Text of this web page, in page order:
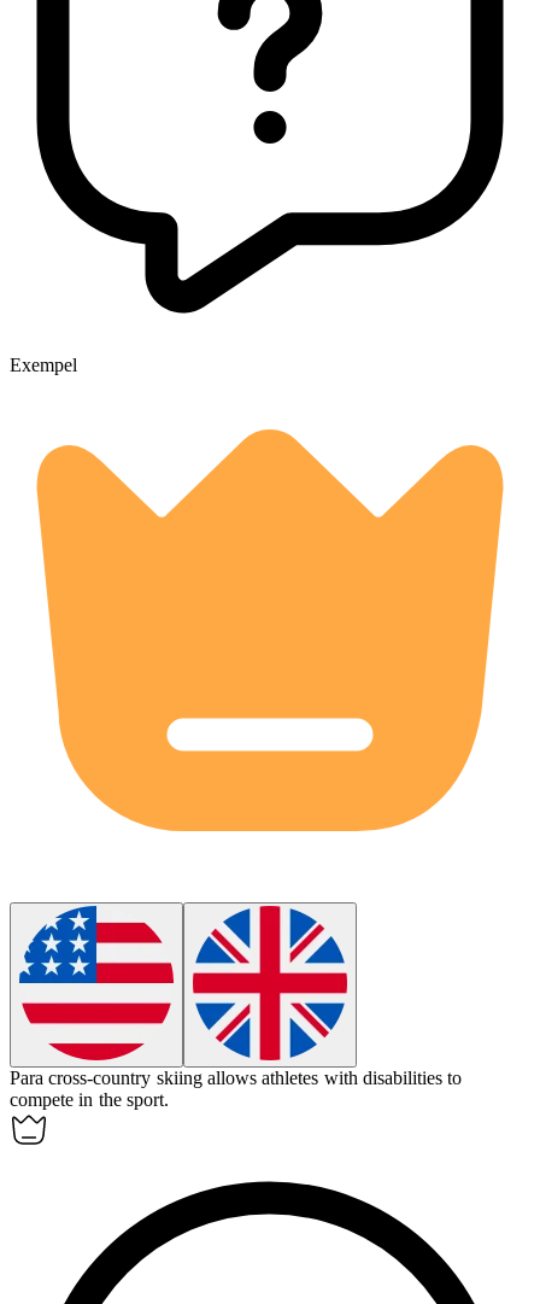
Exempel
Para cross-country skiing allows athletes with disabilities to
compete in the sport.